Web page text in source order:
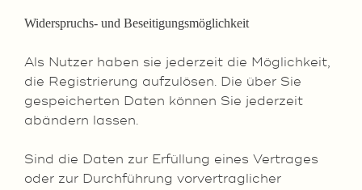
Widerspruchs- und Beseitigungsmöglichkeit
Als Nutzer haben sie jederzeit die Möglichkeit,
die Registrierung aufzulösen. Die über Sie
gespeicherten Daten können Sie jederzeit
abändern lassen.
Sind die Daten zur Erfüllung eines Vertrages
oder zur Durchführung vorvertraglicher